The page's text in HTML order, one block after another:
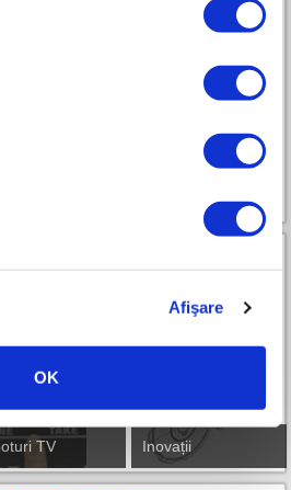
Afişare
OK
TV Inovații